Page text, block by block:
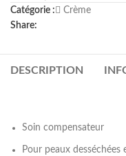
Catégorie :
ِCrème
Share:
DESCRIPTION
Soin compensateur
Pour peaux